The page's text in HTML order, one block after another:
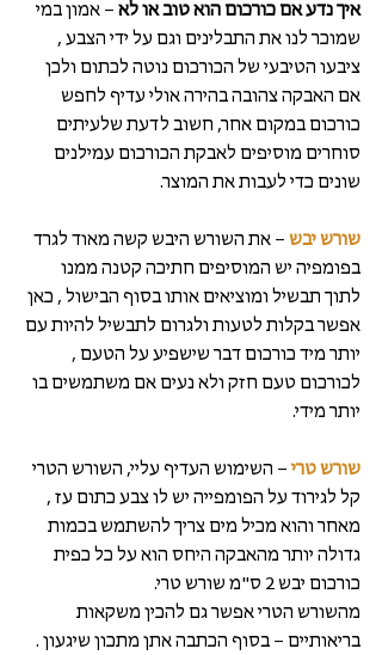
איך נדע אם כורכום הוא טוב או לא – אמון במי
שמוכר לנו את התבלינים וגם על ידי הצבע ,
ציבעו הטיבעי של הכורכום נוטה לכתום ולכן
אם האבקה צהובה בהירה אולי עדיף לחפש
כורכום במקום אחר, חשוב לדעת שלעיתים
סוחרים מוסיפים לאבקת הכורכום עמילנים
שונים כדי לעבות את המוצר.
שורש יבש – את השורש היבש קשה מאוד לגרד
בפומפיה יש המוסיפים חתיכה קטנה ממנו
לתוך תבשיל ומוציאים אותו בסוף הבישול , כאן
אפשר בקלות לטעות ולגרום לתבשיל להיות עם
יותר מיד כורכום דבר שישפיע על הטעם ,
לכורכום טעם חזק ולא נעים אם משתמשים בו
יותר מידי.
שורש טרי – השימוש העדיף עליי, השורש הטרי
קל לגירוד על הפומפייה יש לו צבע כתום עז ,
מאחר והוא מכיל מים צריך להשתמש בכמות
גדולה יותר מהאבקה היחס הוא על כל כפית
כורכום יבש 2 ס"מ שורש טרי.
מהשורש הטרי אפשר גם להכין משקאות
בריאותיים – בסוף הכתבה אתן מתכון שיגעון .